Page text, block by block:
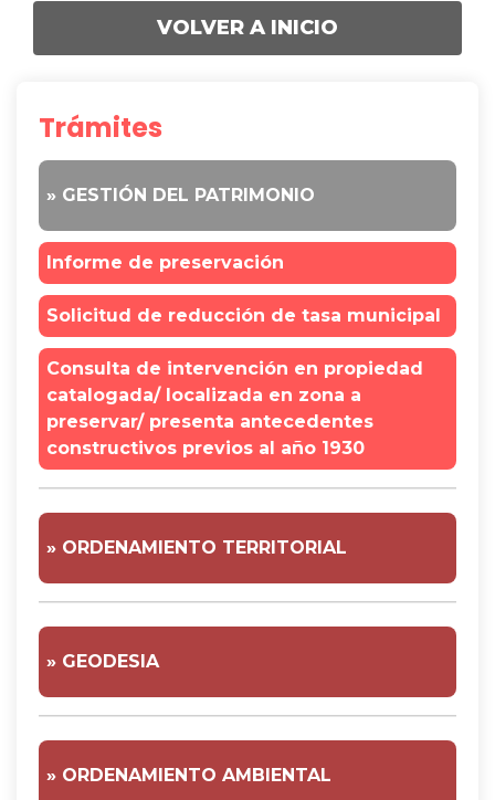
VOLVER A INICIO
Trámites
» GESTIÓN DEL PATRIMONIO
Informe de preservación
Solicitud de reducción de tasa municipal
Consulta de intervención en propiedad
catalogada/ localizada en zona a
preservar/ presenta antecedentes
constructivos previos al año 1930
» ORDENAMIENTO TERRITORIAL
» GEODESIA
» ORDENAMIENTO AMBIENTAL